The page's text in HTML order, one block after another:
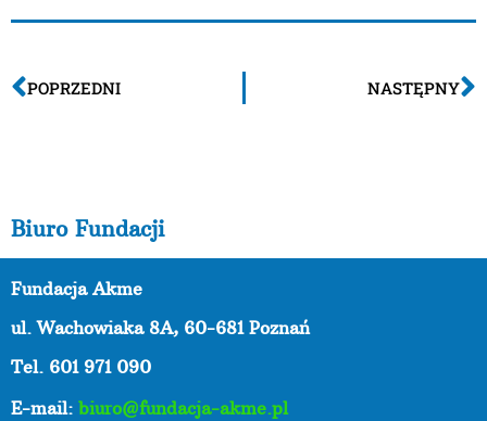
POPRZEDNI NASTĘPNY
Biuro Fundacji
Fundacja Akme
ul. Wachowiaka 8A, 60-681 Poznań
Tel. 601 971 090
E-mail: biuro@fundacja-akme.pl